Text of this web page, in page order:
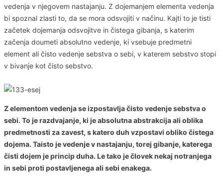
vedenja v njegovem nastajanju. Z dojemanjem elementa vedenja
bi spoznal zlasti to, da se mora odsvojiti v načinu. Kajti to je tisti
začetek dojemanja odsvojitve in čistega gibanja, s katerim
začenja doumeti absolutno vedenje, ki vsebuje predmetni
element ali čisto vedenje sebstva o sebi, v katerem sebstvo stopi
v bivanje kot čisto sebstvo.
Z elementom vedenja se izpostavlja čisto vedenje sebstva o
sebi. To je razdvajanje, ki je absolutna abstrakcija ali oblika
predmetnosti za zavest, s katero duh vzpostavi obliko čistega
dojema. Taisto je vedenje v nastajanju, torej gibanje, katerega
čisti dojem je princip duha. Le tako je človek nekaj notranjega
in sebi proti postavljenega ali sebi enakega.